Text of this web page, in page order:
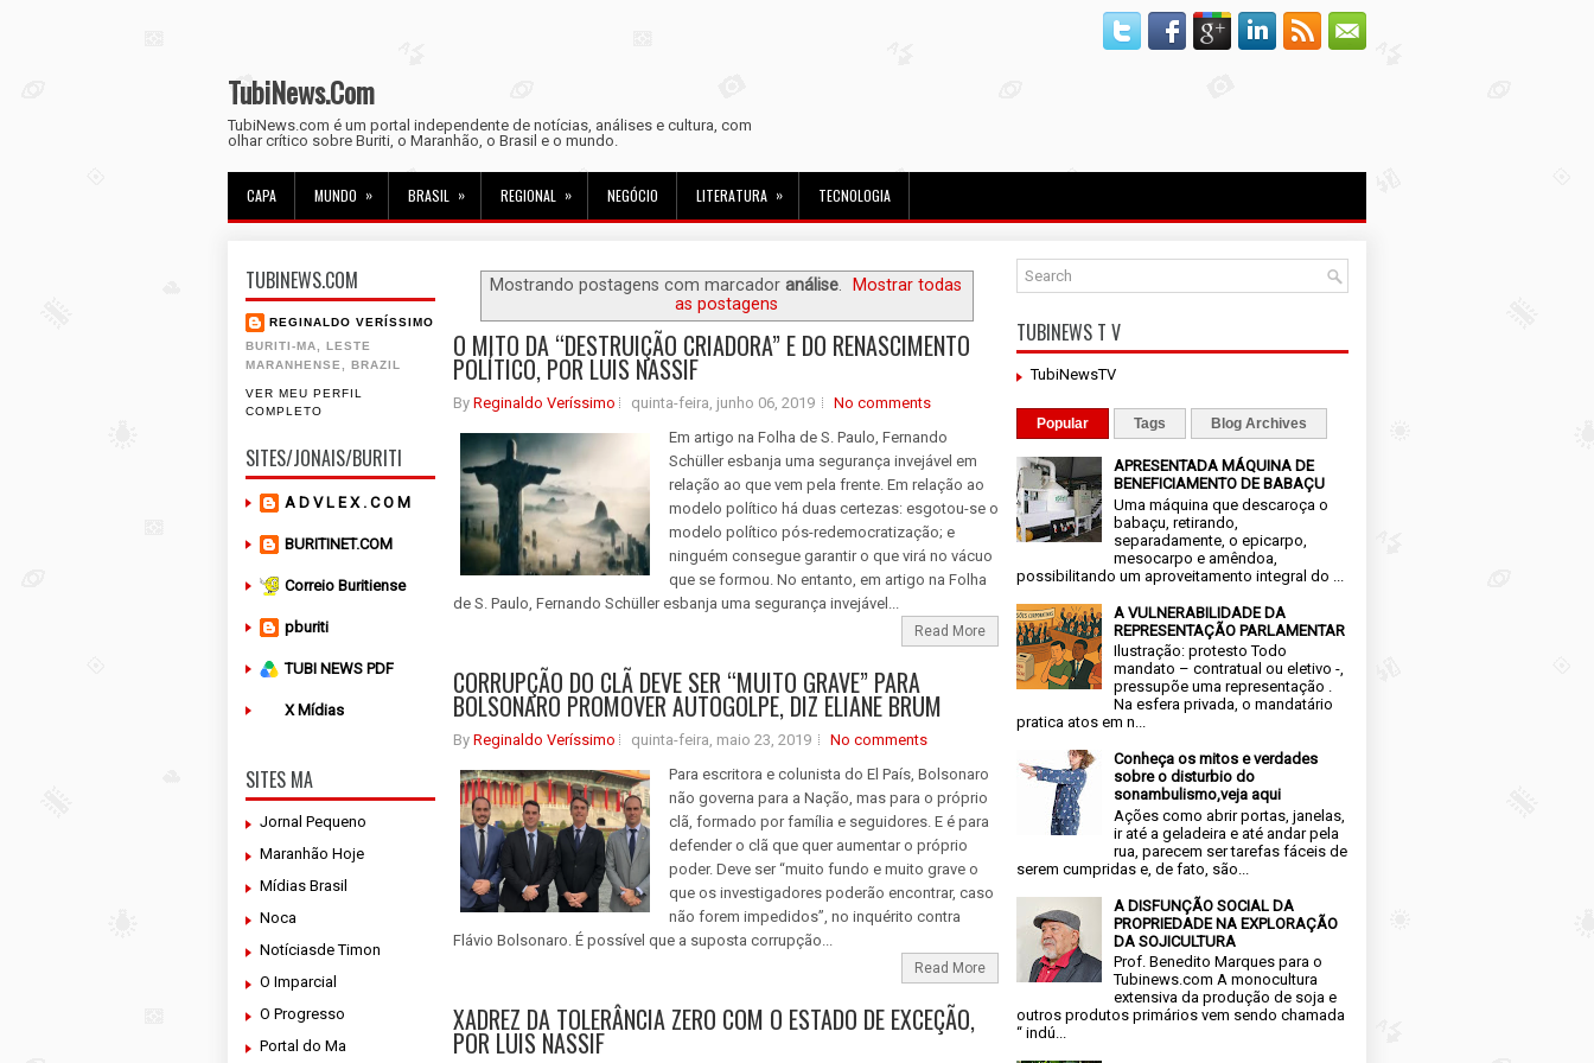
TubiNews.Com
TubiNews.com é um portal independente de notícias, análises e cultura, com
olhar crítico sobre Buriti, o Maranhão, o Brasil e o mundo.
CAPA MUNDO » BRASIL » REGIONAL » NEGÓCIO LITERATURA » TECNOLOGIA
TUBINEWS.COM
REGINALDO VERÍSSIMO
BURITI-MA, LESTE
MARANHENSE, BRAZIL
VER MEU PERFIL
COMPLETO
SITES/JONAIS/BURITI
A D V L E X . C O M
BURITINET.COM
Correio Buritiense
pburiti
TUBI NEWS PDF
X Mídias
SITES MA
Jornal Pequeno
Maranhão Hoje
Mídias Brasil
Noca
Notíciasde Timon
O Imparcial
O Progresso
Portal do Ma
Mostrando postagens com marcador análise.
Mostrar todas
as postagens
O MITO DA “DESTRUIÇÃO CRIADORA” E DO RENASCIMENTO
POLÍTICO, POR LUIS NASSIF
By Reginaldo Veríssimo quinta-feira, junho 06, 2019
No comments
Em artigo na Folha de S. Paulo, Fernando
Schüller esbanja uma segurança invejável em
relação ao que vem pela frente. Em relação ao
modelo político há duas certezas: esgotou-se o
modelo político pós-redemocratização; e
ninguém consegue garantir o que virá no vácuo
que se formou. No entanto, em artigo na Folha
de S. Paulo, Fernando Schüller esbanja uma segurança invejável...
Read More
CORRUPÇÃO DO CLÃ DEVE SER “MUITO GRAVE” PARA
BOLSONARO PROMOVER AUTOGOLPE, DIZ ELIANE BRUM
By Reginaldo Veríssimo quinta-feira, maio 23, 2019
No comments
Para escritora e colunista do El País, Bolsonaro
não governa para a Nação, mas para o próprio
clã, formado por família e seguidores. E é para
defender o clã que quer aumentar o próprio
poder. Deve ser “muito fundo e muito grave o
que os investigadores poderão encontrar, caso
não forem impedidos”, no inquérito contra
Flávio Bolsonaro. É possível que a suposta corrupção...
Read More
XADREZ DA TOLERÂNCIA ZERO COM O ESTADO DE EXCEÇÃO,
POR LUIS NASSIF
TUBINEWS T V
TubiNewsTV
Popular Tags Blog Archives
APRESENTADA MÁQUINA DE
BENEFICIAMENTO DE BABAÇU
Uma máquina que descaroça o
babaçu, retirando,
separadamente, o epicarpo,
mesocarpo e amêndoa,
possibilitando um aproveitamento integral do ...
A VULNERABILIDADE DA
REPRESENTAÇÃO PARLAMENTAR
Ilustração: protesto Todo
mandato – contratual ou eletivo -,
pressupõe uma representação .
Na esfera privada, o mandatário
pratica atos em n...
Conheça os mitos e verdades
sobre o disturbio do
sonambulismo,veja aqui
Ações como abrir portas, janelas,
ir até a geladeira e até andar pela
rua, parecem ser tarefas fáceis de
serem cumpridas e, de fato, são...
A DISFUNÇÃO SOCIAL DA
PROPRIEDADE NA EXPLORAÇÃO
DA SOJICULTURA
Prof. Benedito Marques para o
Tubinews.com A monocultura
extensiva da produção de soja e
outros produtos primários vem sendo chamada
“ indú...